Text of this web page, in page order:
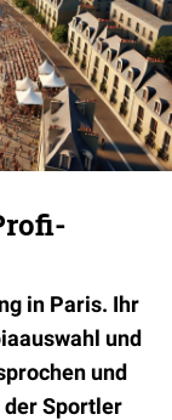
in Paris. Ihr
und
und
Sportler